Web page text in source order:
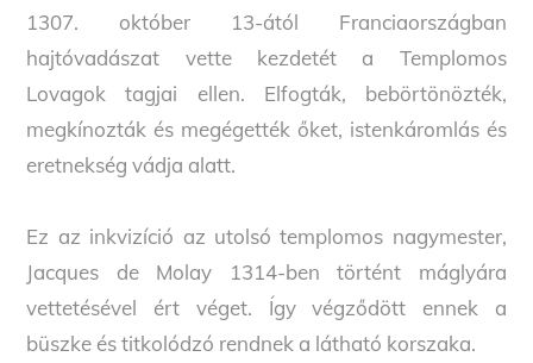
1307. október 13-ától Franciaországban
hajtóvadászat vette kezdetét a Templomos
Lovagok tagjai ellen. Elfogták, bebörtönözték,
megkínozták és megégették őket, istenkáromlás és
eretnekség vádja alatt.
Ez az inkvizíció az utolsó templomos nagymester,
Jacques de Molay 1314-ben történt máglyára
vettetésével ért véget. Így végződött ennek a
büszke és titkolódzó rendnek a látható korszaka.